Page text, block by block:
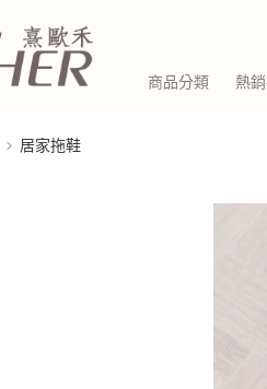
商品分類 熱
居家拖鞋